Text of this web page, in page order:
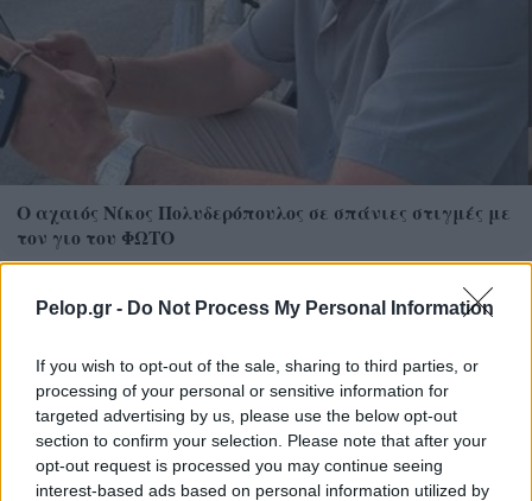
Pelop.gr - Do Not Process My Personal Information
If you wish to opt-out of the sale, sharing to third parties, or
processing of your personal or sensitive information for
targeted advertising by us, please use the below opt-out
section to confirm your selection. Please note that after your
opt-out request is processed you may continue seeing
interest-based ads based on personal information utilized by
Ο αχαιός Νίκος Πολυδερόπουλος σε σπάνιες στιγμές με
τον γιο του ΦΩΤΟ